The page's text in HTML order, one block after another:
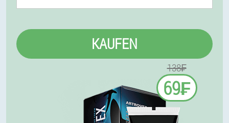
KAUFEN
138₣
69₣